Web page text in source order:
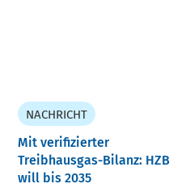
NACHRICHT
Mit verifizierter
Treibhausgas-Bilanz: HZB
will bis 2035